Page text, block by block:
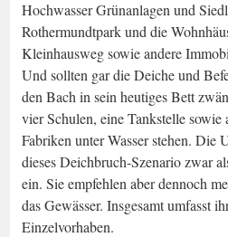
Hochwasser Grünanlagen und
Rothermundtpark und die
Kleinhausweg sowie andere
Und sollten gar die Deiche und
den Bach in sein heutiges Bett
vier Schulen, eine Tankstelle
Fabriken unter Wasser stehen. Die
dieses Deichbruch-Szenario zwar
ein. Sie empfehlen aber dennoch
das Gewässer. Insgesamt umfasst
Einzelvorhaben.